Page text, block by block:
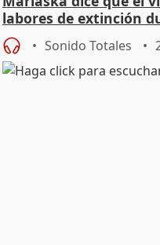
labores de extinción
Sonido Totales